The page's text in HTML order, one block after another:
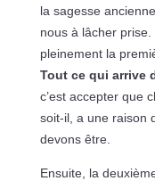
la sagesse
nous à lâcher prise.
pleinement la
Tout ce qui arrive
c’est accepter que
soit-il, a une raison
devons être.
Ensuite, la